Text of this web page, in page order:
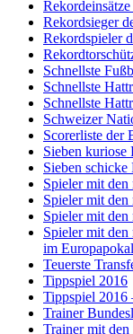
Rekordsieger
Rekordspieler
Schnellste
Schnellste
Schnellste
Schweizer
Scorerliste der
Sieben
Sieben
Spieler mit den
Spieler mit
Spieler mit
Spieler mit den
im
Teuerste
Tippspiel 2016
Tippspiel 2016
Trainer
Trainer mit